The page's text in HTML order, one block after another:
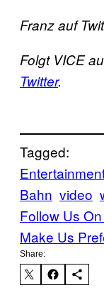
Franz auf
Folgt VICE
Twitter.
Tagged:
Bahn video
Follow Us
Make Us
Share: